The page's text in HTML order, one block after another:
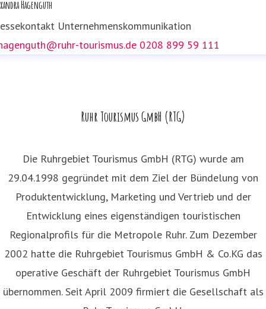
tourismus.de
Hagenguth
Unternehmenskommunikation
tourismus.de 0208 899 59 111
Ruhr Tourismus GmbH (RTG)
Die Ruhrgebiet Tourismus GmbH (RTG) wurde am
29.04.1998 gegründet mit dem Ziel der Bündelung von
Produktentwicklung, Marketing und Vertrieb und der
Entwicklung eines eigenständigen touristischen
Regionalprofils für die Metropole Ruhr. Zum Dezember
2002 hatte die Ruhrgebiet Tourismus GmbH & Co.KG das
operative Geschäft der Ruhrgebiet Tourismus GmbH
übernommen. Seit April 2009 firmiert die Gesellschaft als